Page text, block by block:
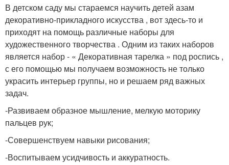
В детском саду мы стараемся научить детей азам
декоративно-прикладного искусства , вот здесь-то и
приходят на помощь различные наборы для
художественного творчества . Одним из таких наборов
является набор - « Декоративная тарелка » под роспись ,
с его помощью мы получаем возможность не только
украсить интерьер группы, но и решаем ряд важных
задач.
-Развиваем образное мышление, мелкую моторику
пальцев рук;
-Совершенствуем навыки рисования;
-Воспитываем усидчивость и аккуратность.